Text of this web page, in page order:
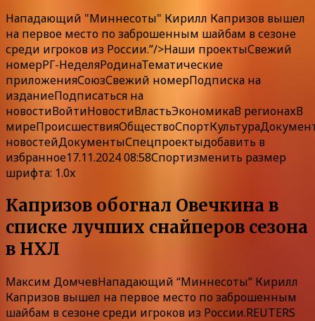
Нападающий "Миннесоты" Кирилл Капризов вышел
на первое место по заброшенным шайбам в сезоне
среди игроков из России.”/>Наши проектыСвежий
номерРГ-НеделяРодинаТематические
приложенияСоюзСвежий номерПодписка на
изданиеПодписаться на
новостиВойтиНовостиВластьЭкономикаВ регионахВ
миреПроисшествияОбществоСпортКультура
новостейДокументыСпецпроектыдобавить в
избранное17.11.2024 08:58Спортизменить размер
шрифта: 1.0x
Капризов обогнал Овечкина в
списке лучших снайперов сезона
в НХЛ
Максим ДомчевНападающий “Миннесоты” Кирилл
Капризов вышел на первое место по заброшенным
шайбам в сезоне среди игроков из России.REUTERS